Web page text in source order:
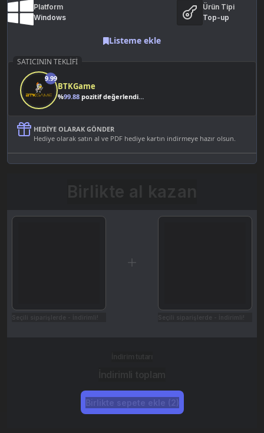
Platform
Windows
Ürün Tipi
Top-up
Listeme ekle
SATICININ TEKLIFI
9.99
BTKGame
%99.88 pozitif değerlendirme
HEDIYE OLARAK GÖNDER
Hediye olarak satın al ve PDF hediye kartın indirmeye hazır olsun.